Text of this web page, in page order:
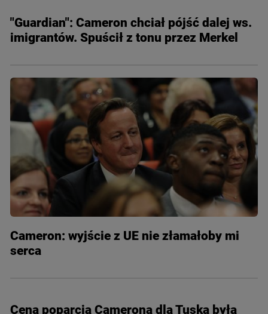
"Guardian": Cameron chciał pójść dalej ws.
imigrantów. Spuścił z tonu przez Merkel
Cameron: wyjście z UE nie złamałoby mi
serca
Ceną poparcia Camerona dla Tuska była